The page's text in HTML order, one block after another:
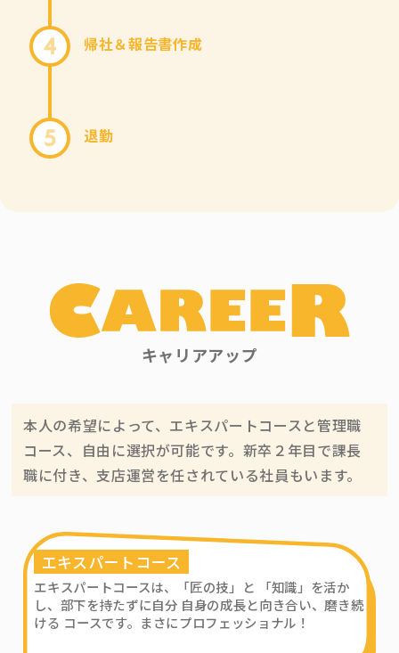
帰社＆報告書作成
4
退勤
5
キャリアアップ
本人の希望によって、エキスパートコースと管理職
コース、自由に選択が可能です。新卒２年目で課長
職に付き、支店運営を任されている社員もいます。
エキスパートコース
エキスパートコースは、「匠の技」と 「知識」を活か
し、部下を持たずに自分 自身の成長と向き合い、磨き続
ける コースです。まさにプロフェッショナル！